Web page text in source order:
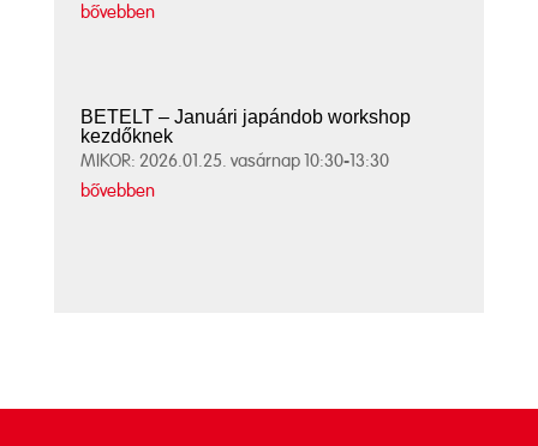
bővebben
BETELT – Januári japándob workshop
kezdőknek
MIKOR: 2026.01.25. vasárnap 10:30-13:30
bővebben